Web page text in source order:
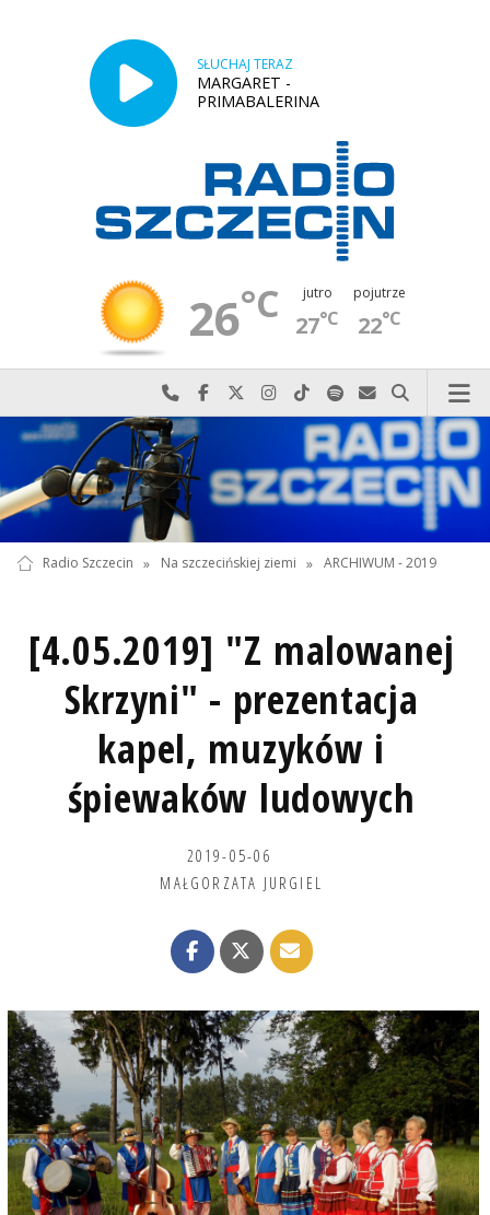
SŁUCHAJ TERAZ
MARGARET -
PRIMABALERINA
26°C jutro
27°C
pojutrze
22°C
Najlepiej po prostu do nas zadzwoń
Odwiedź nas na Facebook-u
Odwiedź nas na X
Odwiedź nas na Instagram-ie
Odwiedź nas na TikTok-u
Szukaj nas na Spotify
Wyślij do nas
Szukaj
Radio Szczecin » Na szczecińskiej ziemi » ARCHIWUM - 2019
[4.05.2019] "Z malowanej
Skrzyni" - prezentacja
kapel, muzyków i
śpiewaków ludowych
2019-05-06
MAŁGORZATA JURGIEL